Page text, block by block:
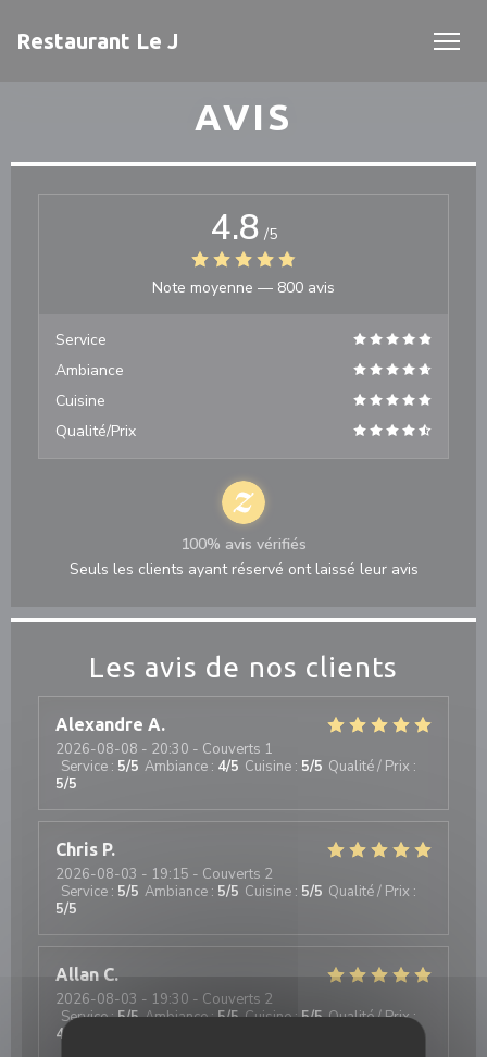
Restaurant Le J
AVIS
Les avis de nos clients
Alexandre A
2026-08-08 - 20:30 - Couverts 1
Service : 5/5 Ambiance : 4/5 Cuisine : 5/5 Qualité / Prix :
5/5
Chris P
2026-08-03 - 19:15 - Couverts 2
Service : 5/5 Ambiance : 5/5 Cuisine : 5/5 Qualité / Prix :
5/5
Allan C
2026-08-03 - 19:30 - Couverts 2
Service:5/5 Ambiance:5/5 Cuisine:5/5 Qualité / Prix:
4
4.8 /5
Note moyenne — 800 avis
Service
Ambiance
Cuisine
Qualité/Prix
100% avis vérifiés
Seuls les clients ayant réservé ont laissé leur avis